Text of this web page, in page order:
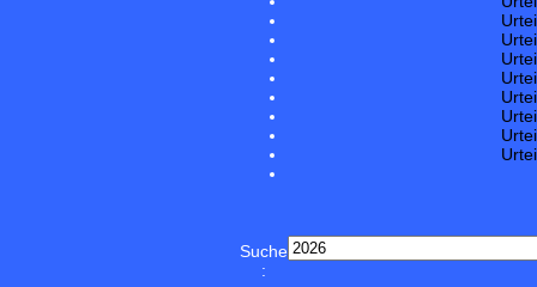
Suche
: